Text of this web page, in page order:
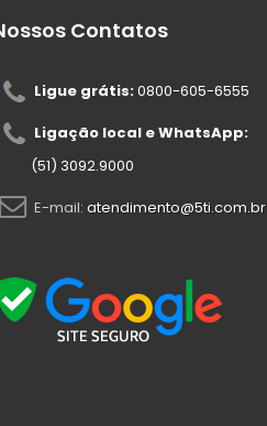
Contatos
Ligue grátis:0800-605-6555
Ligação local e WhatsApp:
(51) 3092.9000
E-mail: atendimento@5ti.com.br